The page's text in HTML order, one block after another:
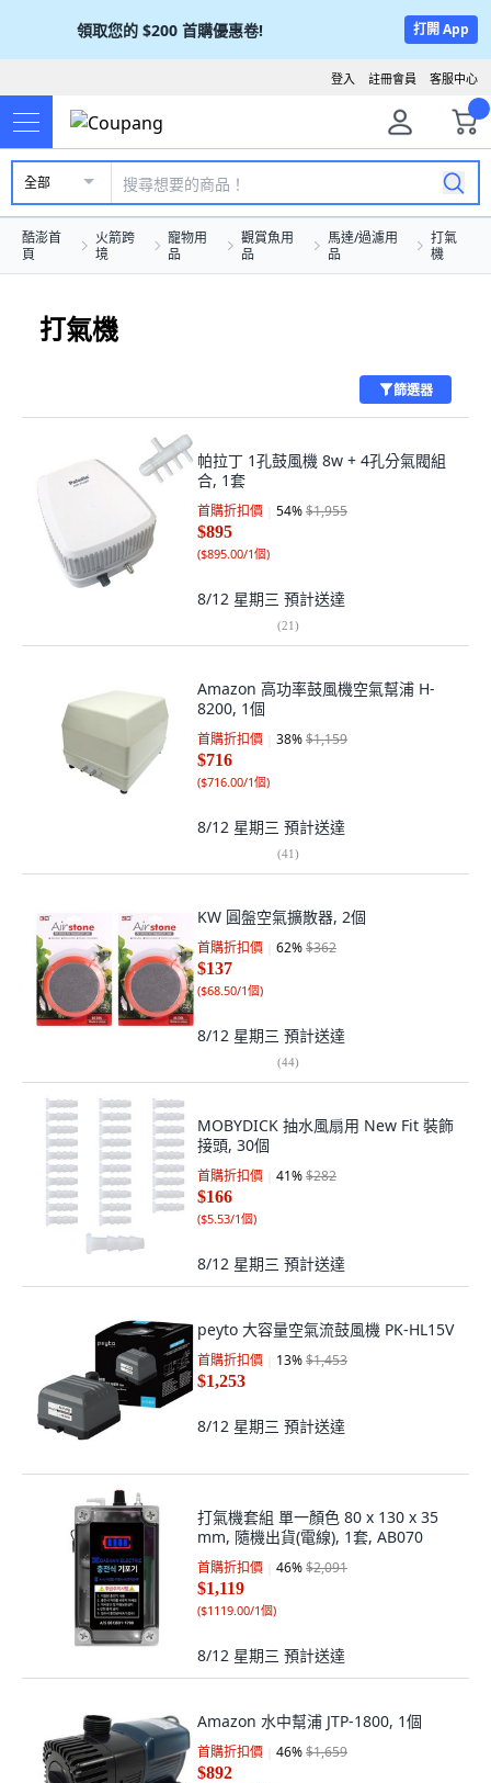
領取您的 $200 首購優惠卷! 打開 App
客服中心
註冊會員
登入
全部
酷澎首
頁
火箭跨
境
寵物用
品
觀賞魚用
品
馬達/過濾用
品
打氣
機
打氣機
篩選器
帕拉丁 1孔鼓風機 8w + 4孔分氣閥組
合, 1套
首購折扣價 54%$1,955
$895
($895.00/1個)
8/12 星期三 預計送達
(21)
Amazon 高功率鼓風機空氣幫浦 H-
8200, 1個
首購折扣價 38%$1,159
$716
($716.00/1個)
8/12 星期三 預計送達
(41)
KW 圓盤空氣擴散器, 2個
首購折扣價 62%$362
$137
($68.50/1個)
8/12 星期三 預計送達
(44)
MOBYDICK 抽水風扇用 New Fit 裝飾
接頭, 30個
首購折扣價 41%$282
$166
($5.53/1個)
8/12 星期三 預計送達
peyto 大容量空氣流鼓風機 PK-HL15V
首購折扣價 13%$1,453
$1,253
8/12 星期三 預計送達
打氣機套組 單一顏色 80 x 130 x 35
mm, 隨機出貨(電線), 1套, AB070
首購折扣價 46%$2,091
$1,119
($1119.00/1個)
8/12 星期三 預計送達
Amazon 水中幫浦 JTP-1800, 1個
首購折扣價 46%$1,659
$892